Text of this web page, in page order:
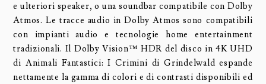
e ulteriori speaker, o una soundbar compatibile con Dolby
Atmos. Le tracce audio in Dolby Atmos sono compatibili
con impianti audio e tecnologie home entertainment
tradizionali. Il Dolby Vision™ HDR del disco in 4K UHD
di Animali Fantastici: I Crimini di Grindelwald espande
nettamente la gamma di colori e di contrasti disponibili ed